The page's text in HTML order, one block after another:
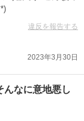
違反を報告する
2023年3月30日
んなに意地悪し